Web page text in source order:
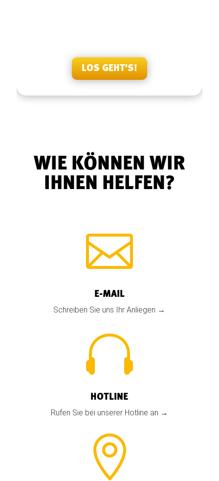
LOS GEHT'S!
WIE KÖNNEN WIR
IHNEN HELFEN?

E-MAIL
Schreiben Sie uns Ihr Anliegen →

HOTLINE
Rufen Sie bei unserer Hotline an →
